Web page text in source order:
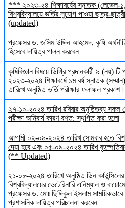
*** ২০২৩-২৪ শিক্ষাবর্ষের স্নাতক (লেভেল-১,
বিশ্ববিদ্যালয়ে ভর্তির সুযোগ পাওয়া ছাত্র-
(updated)
প্রফেসর ড. জসিম উদ্দিন আহমেদ, কৃষি
হিসেবে দায়িত্ব পালন করবেন
কৃষিবিজ্ঞান বিষয়ে ডিগ্রি প্রদানকারী ৯ (নয়)
২০২৩-২০২৪ শিক্ষাবর্ষে ১ম বর্ষ স্নাতক
তারিখে অনুষ্ঠিত ভর্তি পরীক্ষার ফলাফল প্রকাশ।
২৭-১০-২০২৪ তারিখ রবিবার অনুষ্ঠিতব্য সকল
পরীক্ষা অনিবার্য কারণ বশত: স্থগিত করা হলো
আগামী ০২-০৯-২০২৪ তারিখ সোমবার হতে
দেয়া হবে এবং ০৫-০৯-২০২৪ তারিখ
(** Updated)
২১-০৮-২০২৪ তারিখে অনুষ্ঠিত ডিন
বিশ্ববিদ্যালয়ের ভেটেরিনারি এনিম্যাল ও
প্রফেসর ড. মোঃ ছিদ্দিকুল ইসলাম
প্রশাসনিক দায়িত্ব পরিচালনা করবেন